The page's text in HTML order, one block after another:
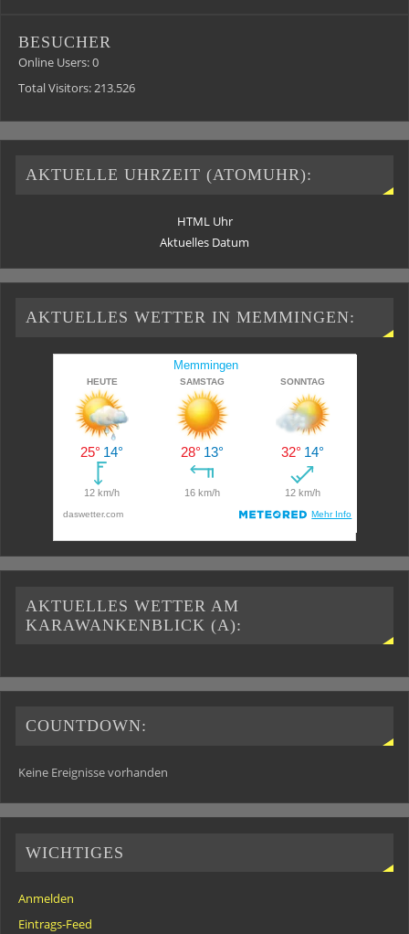
BESUCHER
Online Users:0
Total Visitors:213.526
AKTUELLE UHRZEIT (ATOMUHR):
HTML Uhr
Aktuelles Datum
AKTUELLES WETTER IN MEMMINGEN:
AKTUELLES WETTER AM
KARAWANKENBLICK (A):
COUNTDOWN:
Keine Ereignisse vorhanden
WICHTIGES
Anmelden
Eintrags-Feed